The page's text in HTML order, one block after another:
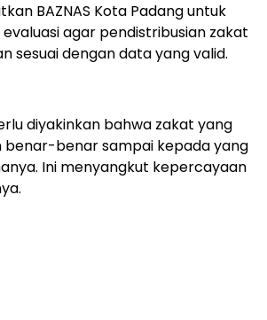
BAZNAS Kota Padang untuk
agar pendistribusian zakat
sesuai dengan data yang valid.
diyakinkan bahwa zakat yang
benar-benar sampai kepada yang
Ini menyangkut kepercayaan